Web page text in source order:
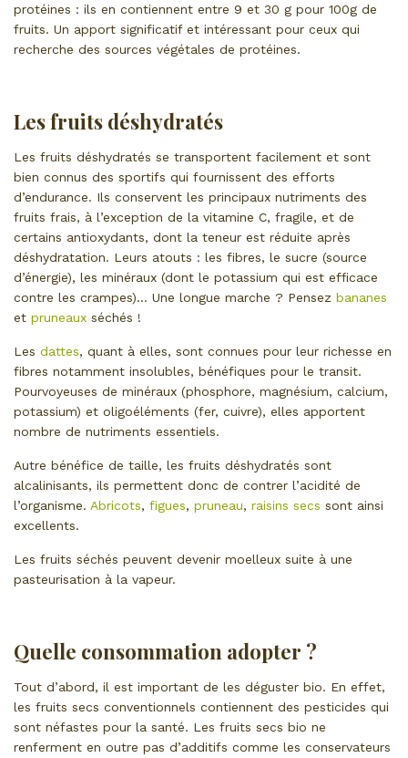
protéines : ils en contiennent entre 9 et 30 g pour 100g de
fruits. Un apport significatif et intéressant pour ceux qui
recherche des sources végétales de protéines.
Les fruits déshydratés
Les fruits déshydratés se transportent facilement et sont
bien connus des sportifs qui fournissent des efforts
d’endurance. Ils conservent les principaux nutriments des
fruits frais, à l’exception de la vitamine C, fragile, et de
certains antioxydants, dont la teneur est réduite après
déshydratation. Leurs atouts : les fibres, le sucre (source
d’énergie), les minéraux (dont le potassium qui est efficace
contre les crampes)… Une longue marche ? Pensez bananes
et pruneaux séchés !
Les dattes, quant à elles, sont connues pour leur richesse en
fibres notamment insolubles, bénéfiques pour le transit.
Pourvoyeuses de minéraux (phosphore, magnésium, calcium,
potassium) et oligoéléments (fer, cuivre), elles apportent
nombre de nutriments essentiels.
Autre bénéfice de taille, les fruits déshydratés sont
alcalinisants, ils permettent donc de contrer l’acidité de
l’organisme. Abricots, figues, pruneau, raisins secs sont ainsi
excellents.
Les fruits séchés peuvent devenir moelleux suite à une
pasteurisation à la vapeur.
Quelle consommation adopter ?
Tout d’abord, il est important de les déguster bio. En effet,
les fruits secs conventionnels contiennent des pesticides qui
sont néfastes pour la santé. Les fruits secs bio ne
renferment en outre pas d’additifs comme les conservateurs